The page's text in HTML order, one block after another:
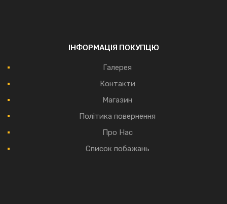
ІНФОРМАЦІЯ ПОКУПЦЮ
Галерея
Контакти
Магазин
Політика повернення
Про Нас
Список побажань